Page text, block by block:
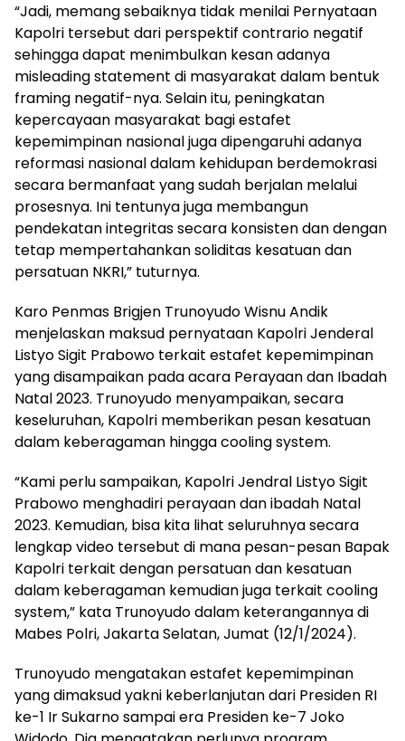
“Jadi, memang sebaiknya tidak menilai Pernyataan
Kapolri tersebut dari perspektif contrario negatif
sehingga dapat menimbulkan kesan adanya
misleading statement di masyarakat dalam bentuk
framing negatif-nya. Selain itu, peningkatan
kepercayaan masyarakat bagi estafet
kepemimpinan nasional juga dipengaruhi adanya
reformasi nasional dalam kehidupan berdemokrasi
secara bermanfaat yang sudah berjalan melalui
prosesnya. Ini tentunya juga membangun
pendekatan integritas secara konsisten dan dengan
tetap mempertahankan soliditas kesatuan dan
persatuan NKRI,” tuturnya.
Karo Penmas Brigjen Trunoyudo Wisnu Andik
menjelaskan maksud pernyataan Kapolri Jenderal
Listyo Sigit Prabowo terkait estafet kepemimpinan
yang disampaikan pada acara Perayaan dan Ibadah
Natal 2023. Trunoyudo menyampaikan, secara
keseluruhan, Kapolri memberikan pesan kesatuan
dalam keberagaman hingga cooling system.
“Kami perlu sampaikan, Kapolri Jendral Listyo Sigit
Prabowo menghadiri perayaan dan ibadah Natal
2023. Kemudian, bisa kita lihat seluruhnya secara
lengkap video tersebut di mana pesan-pesan Bapak
Kapolri terkait dengan persatuan dan kesatuan
dalam keberagaman kemudian juga terkait cooling
system,” kata Trunoyudo dalam keterangannya di
Mabes Polri, Jakarta Selatan, Jumat (12/1/2024).
Trunoyudo mengatakan estafet kepemimpinan
yang dimaksud yakni keberlanjutan dari Presiden RI
ke-1 Ir Sukarno sampai era Presiden ke-7 Joko